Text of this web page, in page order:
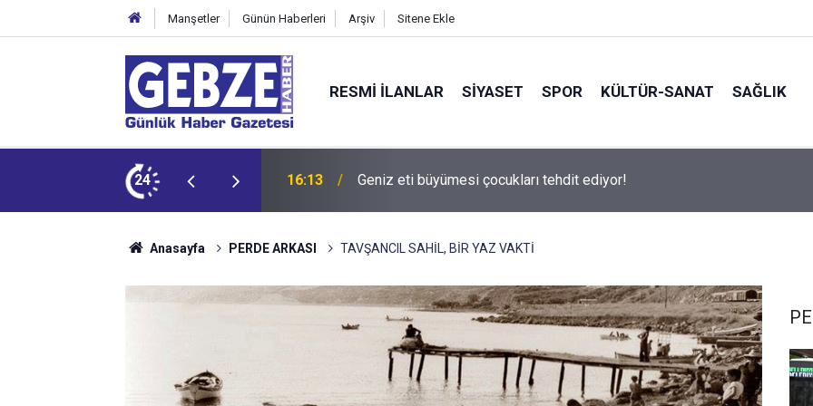
Manşetler Günün Haberleri Arşiv Sitene Ekle
RESMI İLANLAR SİYASET SPOR KÜLTÜR-SANAT SAĞLIK
24 15:27 Bilişim 500 Araştırması’nın sonuçları açıklandı
Anasayfa PERDE ARKASI TAVŞANCIL SAHİL, BİR YAZ VAKTİ